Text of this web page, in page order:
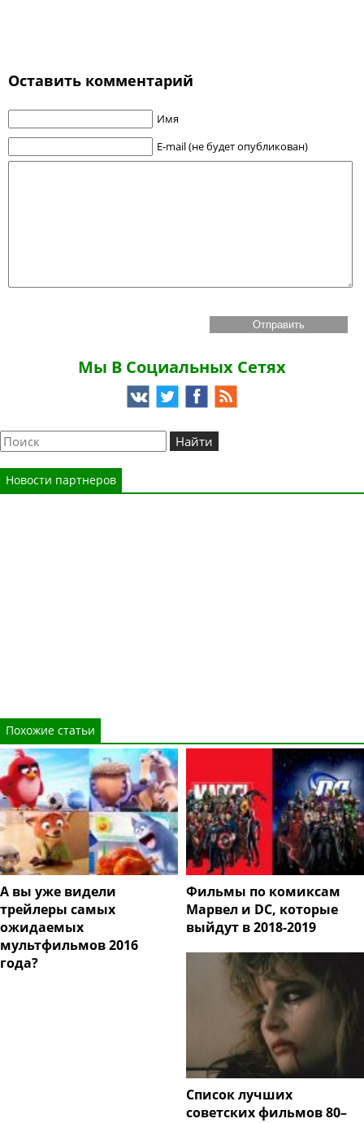
Оставить комментарий
Имя
E-mail (не будет опубликован)
Мы В Социальных Сетях
Новости партнеров
Похожие статьи
А вы уже видели
трейлеры самых
ожидаемых
мультфильмов 2016
года?
Фильмы по комиксам
Марвел и DC, которые
выйдут в 2018-2019
Список лучших
советских фильмов 80–